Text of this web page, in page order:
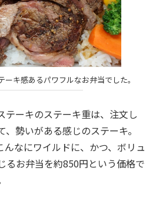
キ感あるパワフルなお弁当でした。
ーキのステーキ重は、注文し
勢いがある感じのステーキ。
んなにワイルドに、かつ、ボリュ
るお弁当を約850円という価格で